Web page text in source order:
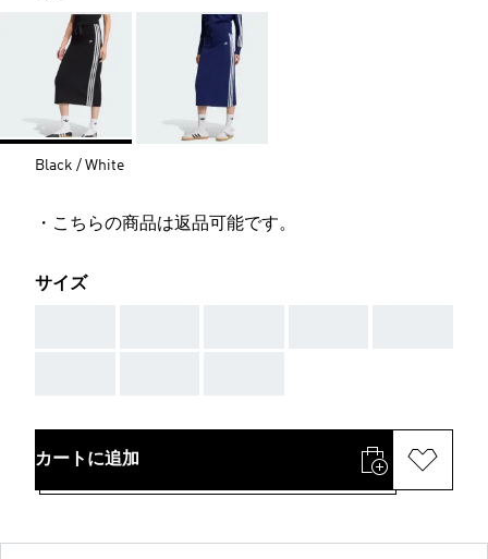
Black / White
・こちらの商品は返品可能です。
サイズ
カートに追加